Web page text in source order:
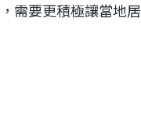
需要更積極讓當地